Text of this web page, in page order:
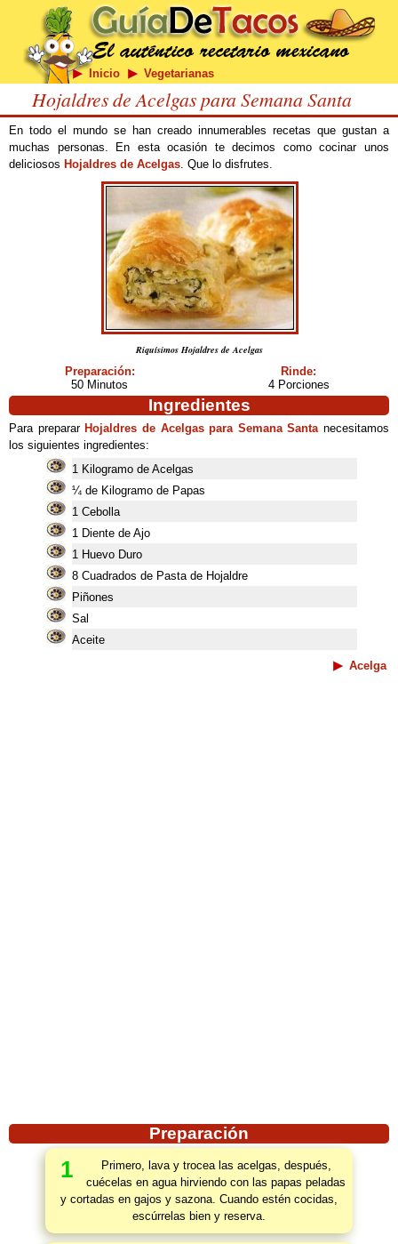
Inicio Vegetarianas
Hojaldres de Acelgas para Semana Santa
En todo el mundo se han creado innumerables recetas que gustan a
muchas personas. En esta ocasión te decimos como cocinar unos
deliciosos Hojaldres de Acelgas. Que lo disfrutes.
Riquísimos Hojaldres de Acelgas
Preparación:
50 Minutos
Rinde:
4 Porciones
Ingredientes
Para preparar Hojaldres de Acelgas para Semana Santanecesitamos
los siguientes ingredientes:
1 Kilogramo de Acelgas
¼ de Kilogramo de Papas
1 Cebolla
1 Diente de Ajo
1 Huevo Duro
8 Cuadrados de Pasta de Hojaldre
Piñones
Sal
Aceite
Acelga
Preparación
1
Primero, lava y trocea las acelgas, después,
cuécelas en agua hirviendo con las papas peladas
y cortadas en gajos y sazona. Cuando estén cocidas,
escúrrelas bien y reserva.